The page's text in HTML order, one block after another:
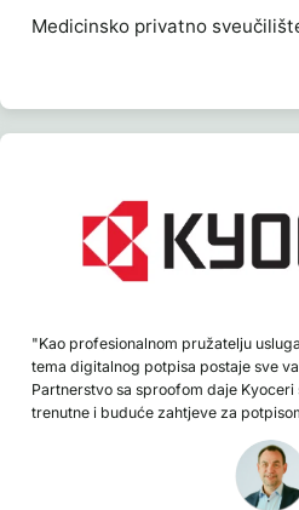
Medicinsko privatno
"Kao profesionalnom pružatelju
tema digitalnog potpisa postaje sve
Partnerstvo sa sproofom daje
trenutne i buduće zahtjeve za